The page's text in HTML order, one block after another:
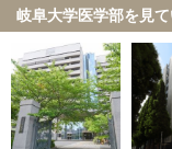
岐阜大学医学部を見